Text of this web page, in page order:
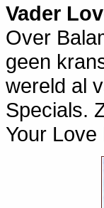
Vader
Over
geen
wereld al
Specials.
Your